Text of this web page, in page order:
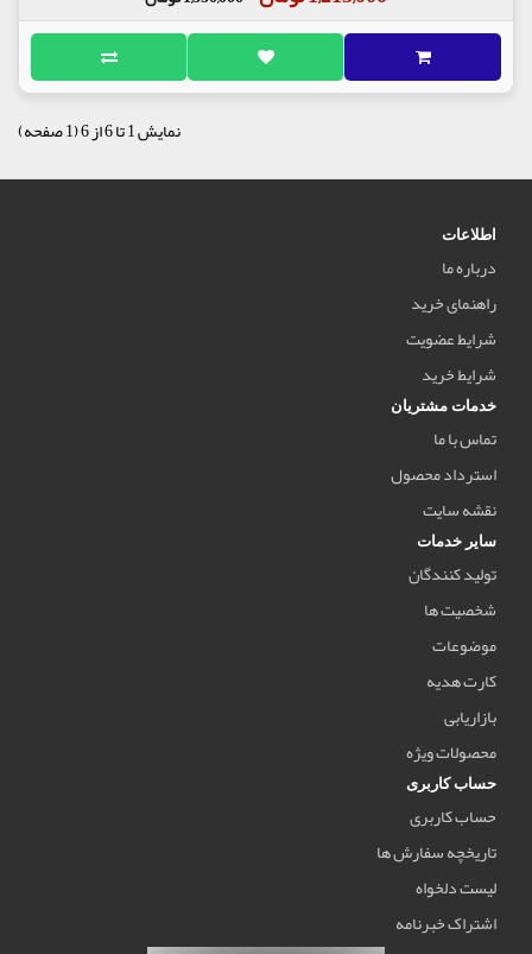
نمایش 1 تا 6 از 6 (1 صفحه)
اطلاعات
درباره ما
راهنمای خرید
شرایط عضویت
شرایط خرید
خدمات مشتریان
تماس با ما
استرداد محصول
نقشه سایت
سایر خدمات
تولید کنندگان
شخصیت ها
موضوعات
کارت هدیه
بازاریابی
محصولات ویژه
حساب کاربری
حساب کاربری
تاریخچه سفارش ها
لیست دلخواه
اشتراک خبرنامه